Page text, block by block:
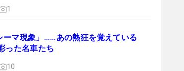
1
ーマ現象」……あの熱狂を覚えている
った名車たち
10